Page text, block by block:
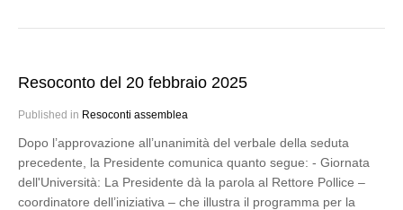
Resoconto del 20 febbraio 2025
Published in Resoconti assemblea
Dopo l’approvazione all’unanimità del verbale della seduta
precedente, la Presidente comunica quanto segue: - Giornata
dell'Università: La Presidente dà la parola al Rettore Pollice –
coordinatore dell’iniziativa – che illustra il programma per la